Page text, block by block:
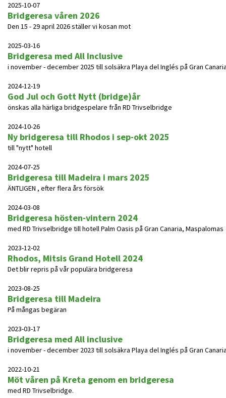
2025-10-07
Bridgeresa våren 2026
Den 15 - 29 april 2026 ställer vi kosan mot
2025-03-16
Bridgeresa med All Inclusive
i november - december 2025 till solsäkra Playa del Inglés på Gran
2024-12-19
God Jul och Gott Nytt (bridge)år
önskas alla härliga bridgespelare från RD Trivselbridge
2024-10-26
Ny bridgeresa till Rhodos i sep-okt 2025
till "nytt" hotell
2024-07-25
Bridgeresa till Madeira i mars 2025
ÄNTLIGEN , efter flera års försök
2024-03-08
Bridgeresa hösten-vintern 2024
med RD Trivselbridge till hotell Palm Oasis på Gran Canaria, Maspalomas
2023-12-02
Rhodos, Mitsis Grand Hotell 2024
Det blir repris på vår populära bridgeresa
2023-08-25
Bridgeresa till Madeira
På mångas begäran
2023-03-17
Bridgeresa med All inclusive
i november - december 2023 till solsäkra Playa del Inglés på Gran
2022-10-21
Möt våren på Kreta genom en bridgeresa
med RD Trivselbridge.